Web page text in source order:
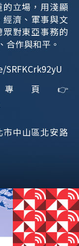
立場，用淺顯
濟、軍事與文
對東亞事務的
合作與和平。
頁👉
中山區北安路